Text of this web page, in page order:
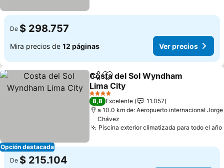
De $ 298.757
Mira precios de 12 páginas Ver precios
Opción destacada
CompartirAgregar a favoritos
Costa del Sol Wyndham
Lima City
4 Estrellas
8,8 Excelente
11.057
a 10.0 km de: Aeropuerto internacional Jorge
Chávez
Piscina exterior climatizada para todo el año
De $ 215.104